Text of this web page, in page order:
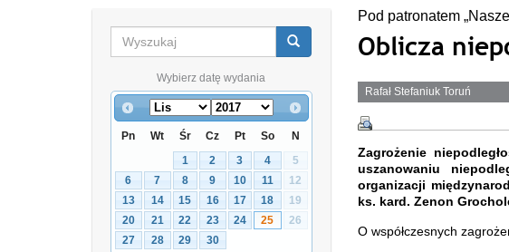
Wybierz datę wydania
Pn Wt Śr Cz Pt So
N
1
2 3 4
5
6
7 8 9 10 11
12
13
14 15 16 17 18
19
20
21 22 23 24 25
26
27
28 29 30
Pod patronatem
Oblicza
Rafał Stefaniuk Toruń
Zagrożenie
uszanowaniu
organizacji
ks. kard. Zenon
O współczesnych